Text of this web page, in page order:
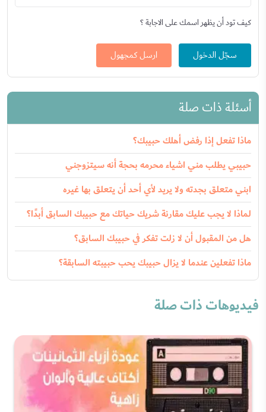
كيف تود أن يظهر اسمك على الاجابة ؟
سجّل الدخول ارسل كمجهول
أسئلة ذات صلة
ماذا تفعل إذا رفض أهلك حبيبك؟
حبيبي يطلب مني اشياء محرمه بحجة أنه سيتزوجني
ابني متعلق بجدته ولا يريد لأي أحد أن يتعلق بها غيره
لماذا لا يجب عليك مقارنة شريك حياتك مع حبيبك السابق أبدًا؟
هل من المقبول أن لا زلت تفكر في حبيبك السابق؟
ماذا تفعلين عندما لا يزال حبيبك يحب حبيبته السابقة؟
فيديوهات ذات صلة